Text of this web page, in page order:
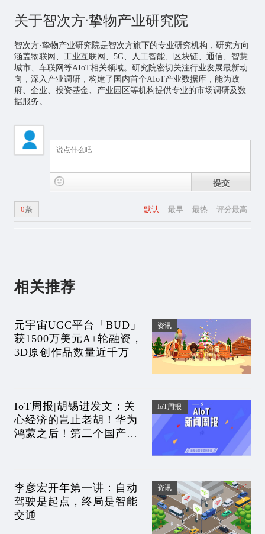
关于智次方·挚物产业研究院
智次方·挚物产业研究院是智次方旗下的专业研究机构，研究方向
涵盖物联网、 工业互联网 、5G、 人工智能、区块链、通信、智慧
城市、车联网等AIoT相关领域。研究院密切关注行业发展最新动
向，深入产业调研，构建了国内首个AIoT产业数据库，能为政
府、企业、投资基金、产业园区等机构提供专业的市场调研及数
据服务。
提交
默认 最早 最热 评分最高
0条
相关推荐
元宇宙UGC平台「BUD」
获1500万美元A+轮融资，
3D原创作品数量近千万
资讯
IoT周报|​胡锡进发文：关
心经济的岂止老胡！华为
鸿蒙之后！第二个国产物
IoT周报
李彦宏开年第一讲：自动
驾驶是起点，终局是智能
交通
资讯